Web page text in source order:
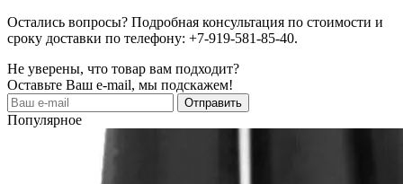
Остались вопросы? Подробная консультация по стоимости и
сроку доставки по телефону: +7-919-581-85-40.
Не уверены, что товар вам подходит?
Оставьте Ваш e-mail, мы подскажем!
Популярное